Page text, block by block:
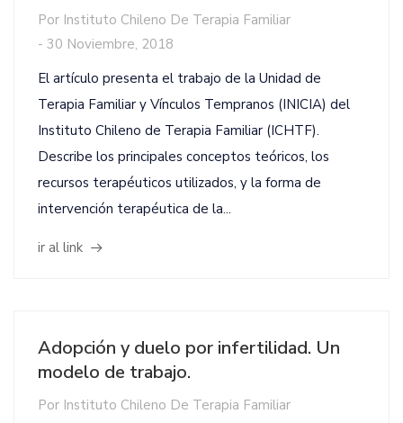
Por Instituto Chileno De Terapia Familiar
- 30 Noviembre, 2018
El artículo presenta el trabajo de la Unidad de
Terapia Familiar y Vínculos Tempranos (INICIA) del
Instituto Chileno de Terapia Familiar (ICHTF).
Describe los principales conceptos teóricos, los
recursos terapéuticos utilizados, y la forma de
intervención terapéutica de la...
ir al link
Adopción y duelo por infertilidad. Un
modelo de trabajo.
Por Instituto Chileno De Terapia Familiar